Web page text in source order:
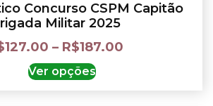
Concurso CSPM Capitão
Militar 2025
127.00 – R$187.00
Ver opções